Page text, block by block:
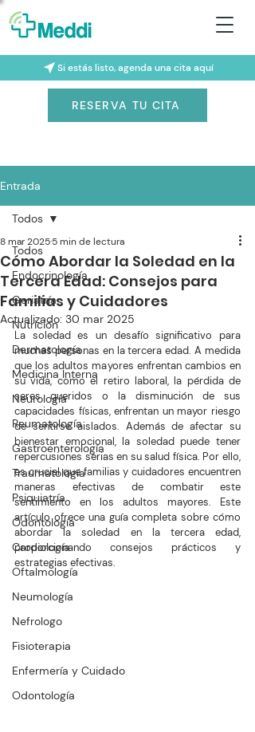
Si estás listo, agenda una cita aquí
RESERVA TU CITA
Entrada
Todos
Endocrinología
Geriatría
Nutrición
Dermatología
Medicina Interna
Neurología
Reumatología
Gastroenterología
Traumatología
Psiquiatría
Odontología
Cardiología
Oftalmología
Neumología
Nefrologo
Fisioterapia
Enfermería y Cuidado
Odontología
Todos
Cómo Abordar la Soledad en la
Tercera Edad: Consejos para
Familias y Cuidadores
8 mar 20255 min de lectura
Actualizado: 30 mar 2025
La soledad es un desafío significativo para
muchas personas en la tercera edad. A medida
que los adultos mayores enfrentan cambios en
su vida, como el retiro laboral, la pérdida de
seres queridos o la disminución de sus
capacidades físicas, enfrentan un mayor riesgo
de sentirse aislados. Además de afectar su
bienestar emocional, la soledad puede tener
repercusiones serias en su salud física. Por ello,
es crucial que familias y cuidadores encuentren
maneras efectivas de combatir este
sentimiento en los adultos mayores. Este
artículo ofrece una guía completa sobre cómo
abordar la soledad en la tercera edad,
proporcionando consejos prácticos y
estrategias efectivas.